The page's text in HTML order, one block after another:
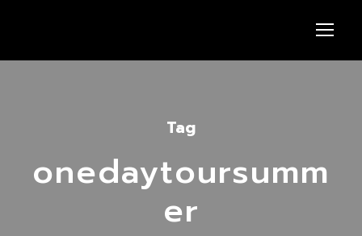
Tag
onedaytoursumm
er